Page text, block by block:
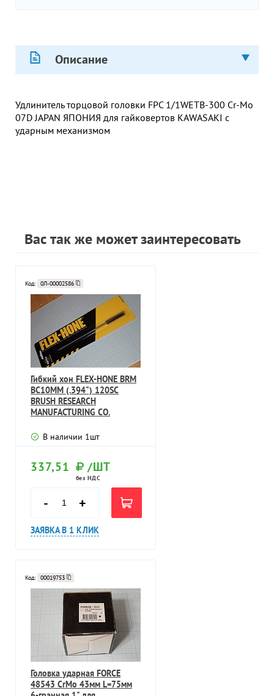
Описание
Удлинитель торцовой головки FPC 1/1WETB-300 Cr-Mo
07D JAPAN ЯПОНИЯ для гайковертов KAWASAKI с
ударным механизмом
Вас так же может заинтересовать
Код: 0Л-00002586
Гибкий хон FLEX-HONE BRM
BC10MM (.394") 120SC
BRUSH RESEARCH
MANUFACTURING CO.
В наличии 1шт
337,51 /ШТ
без НДС
- +
ЗАЯВКА В 1 КЛИК
Код: 00019753
Головка ударная FORCE
48543 CrMo 43мм L=75мм